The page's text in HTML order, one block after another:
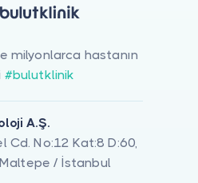
milyonlarca hastanın
#bulutklinik
A.Ş.
Cd. No:12 Kat:8 D:60,
/ İstanbul